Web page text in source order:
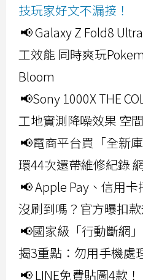
技玩家好文不漏接！
📢 Galaxy Z Fold8
工效能 同時爽玩
Bloom
📢Sony 1000X THE
工地實測降噪效果 空
📢電商平台買「全新
環44次還帶維修紀錄
📢 Apple Pay、信用
沒刷到嗎？官方曝扣
📢國家級「行動斷網
揭3重點：勿用手機處
📢 LINE免費貼圖4款